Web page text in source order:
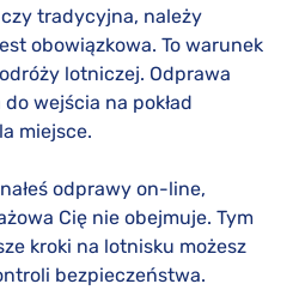
tradycyjna, należy
obowiązkowa. To warunek
lotniczej. Odprawa
wejścia na pokład
miejsce.
odprawy on-line,
Cię nie obejmuje. Tym
kroki na lotnisku możesz
bezpieczeństwa.